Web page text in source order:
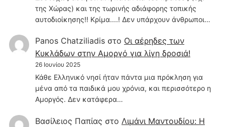
της Χώρας) και της τωρινής αδιάφορης τοπικής
αυτοδιοίκησης!! Κρίμα....! Δεν υπάρχουν άνθρωποι…
Panos Chatziliadisστο Οι αέρηδες των
Κυκλάδων στην Αμοργό για λίγη δροσιά!
26 Ιουνίου 2025
Κάθε Ελληνικό νησί ήταν πάντα μια πρόκληση για
μένα από τα παιδικά μου χρόνια, και περισσότερο η
Αμοργός. Δεν κατάφερα…
Βασίλειος Παπίας στο Λιμάνι Μαντουδίου: Η